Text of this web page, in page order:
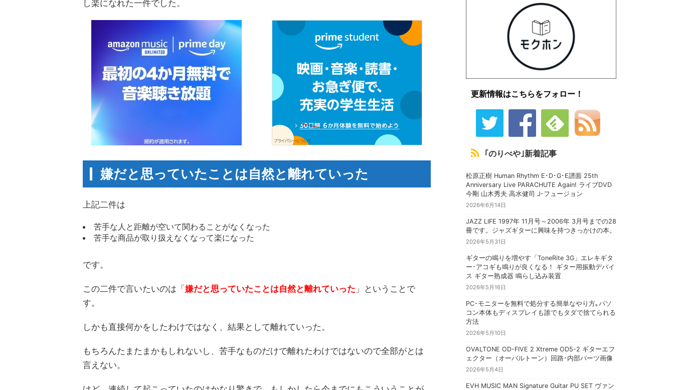
し楽になれた一件でした。
嫌だと思っていたことは自然と離れていった
上記二件は
苦手な人と距離が空いて関わることがなくなった
苦手な商品が取り扱えなくなって楽になった
です。
この二件で言いたいのは「嫌だと思っていたことは自然と離れていった 」ということで
す。
しかも直接何かをしたわけではなく、結果として離れていった。
もちろんたまたまかもしれないし、苦手なものだけで離れたわけではないので全部がとは
言えない。
更新情報はこちらをフォロー！
｢のりべや｣新着記事
松原正樹 Human Rhythm E･D･G･E譜面 25th
Anniversary Live PARACHUTE Again! ライブDVD
今剛 山木秀夫 高水健司 J-フュージョン
2026年6月14日
JAZZ LIFE 1997年 11月号～2006年 3月号までの28
冊です。ジャズギターに興味を持つきっかけの本。
2026年5月31日
ギターの鳴りを増やす「ToneRite 3G」エレキギタ
ー･アコギも鳴りが良くなる！ ギター用振動デバイ
ス ギター熟成器 鳴らし込み装置
2026年5月16日
PC･モニターを無料で処分する簡単なやり方｡パソ
コン本体もディスプレイも誰でもタダで捨てられる
方法
2026年5月10日
OVALTONE OD-FIVE 2 Xtreme OD5-2 ギターエフ
ェクター（オーバルトーン）回路･内部パーツ画像
2026年5月4日
EVH MUSIC MAN Signature Guitar PU SET ヴァン